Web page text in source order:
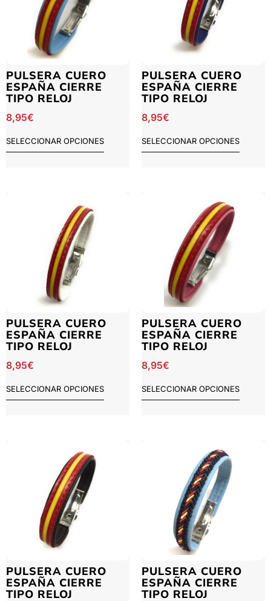
PULSERA CUERO
ESPAÑA CIERRE
TIPO RELOJ
8,95€
SELECCIONAR OPCIONES
PULSERA CUERO
ESPAÑA CIERRE
TIPO RELOJ
8,95€
SELECCIONAR OPCIONES
PULSERA CUERO
ESPAÑA CIERRE
TIPO RELOJ
8,95€
SELECCIONAR OPCIONES
PULSERA CUERO
ESPAÑA CIERRE
TIPO RELOJ
8,95€
SELECCIONAR OPCIONES
PULSERA CUERO
ESPAÑA CIERRE
TIPO RELOJ
PULSERA CUERO
ESPAÑA CIERRE
TIPO RELOJ